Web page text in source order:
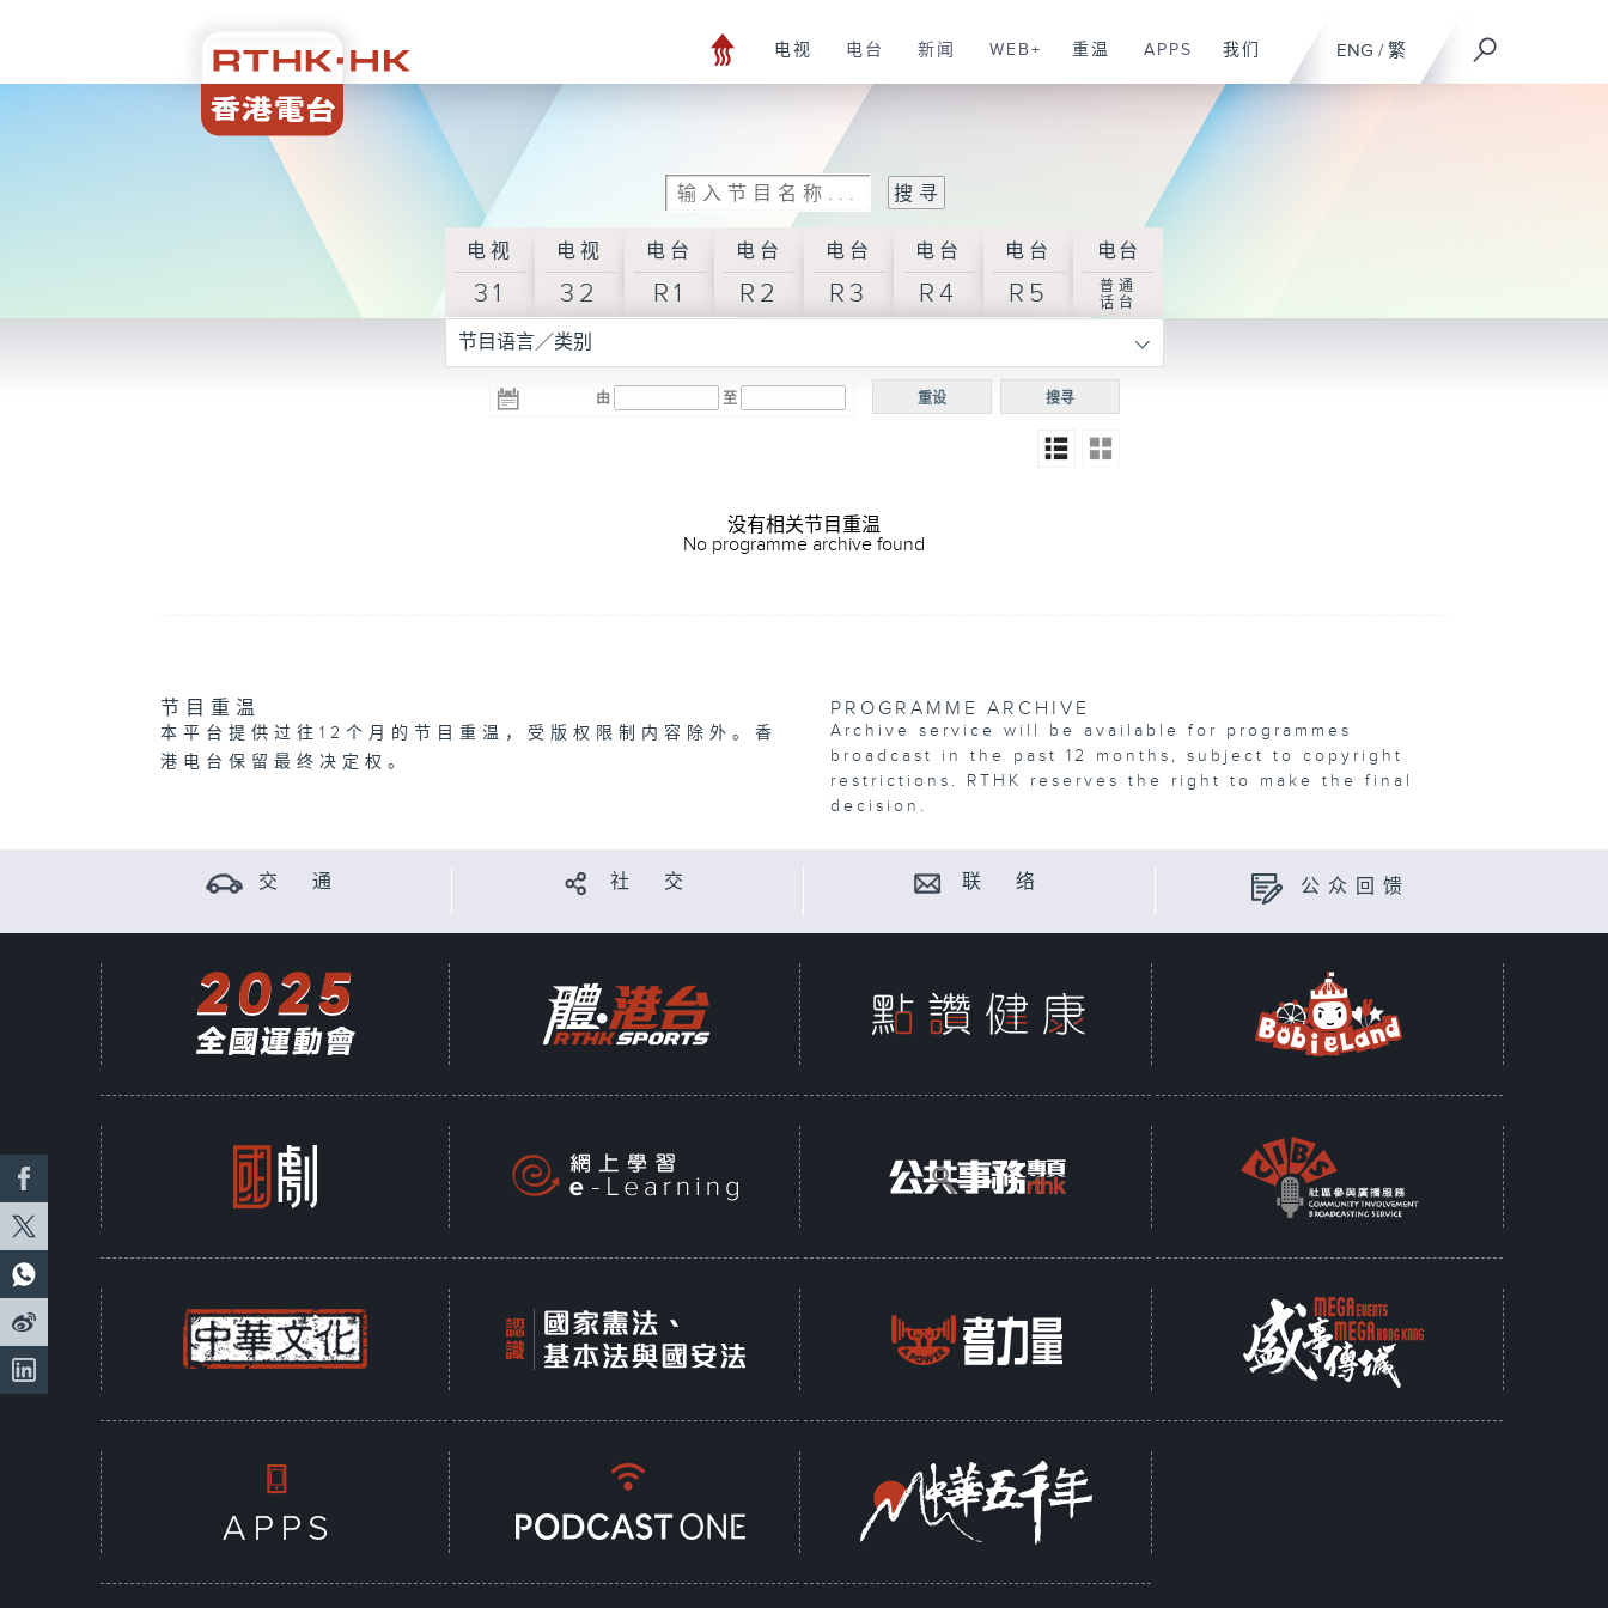
ENG / 繁
电视 电台 新闻 WEB+ 重温 APPS 我们
电视
31
电视
32
电台
R1
电台
R2
电台
R3
电台
R4
电台
R5
电台
普通
话台
节目语言／类别
由 至 搜寻
重设
没有相关节目重温
No programme archive found
节目重温
本平台提供过往12个月的节目重温，受版权限制内容除外。香
港电台保留最终决定权。
PROGRAMME ARCHIVE
Archive service will be available for programmes
broadcast in the past 12 months, subject to copyright
restrictions. RTHK reserves the right to make the final
decision.
交 通 社 交 联 络 公众回馈